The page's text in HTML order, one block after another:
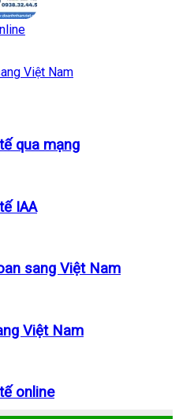
qua mạng
IAA
sang Việt Nam
Việt Nam
online